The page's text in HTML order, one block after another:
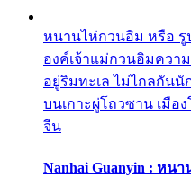
หนานไห่กวนอิม หรือ รู
องค์เจ้าแม่กวนอิมควา
อยู่ริมทะเล ไม่ไกลกันนั
บนเกาะผู่โถวซาน เมือ
จีน
Nanhai Guanyin : หน